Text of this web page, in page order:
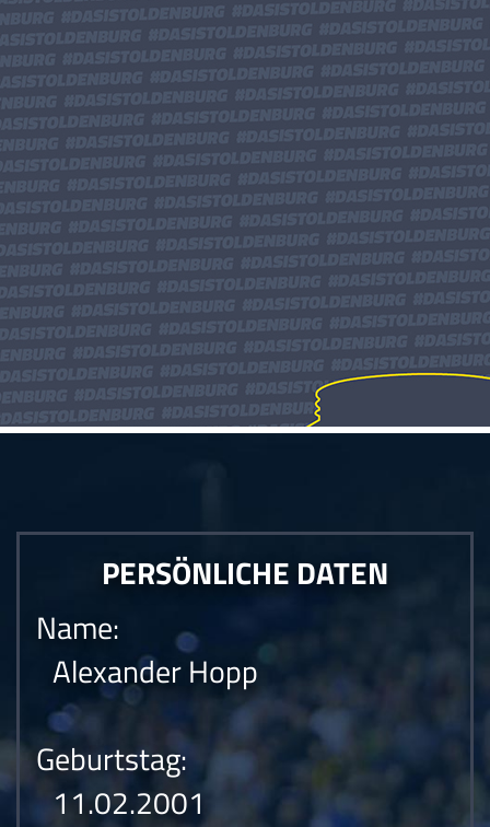
PERSÖNLICHE DATEN
Name:
Alexander Hopp
Geburtstag:
11.02.2001